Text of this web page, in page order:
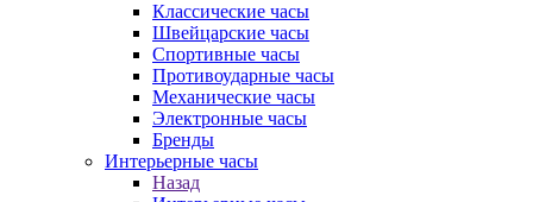
Классические часы
Швейцарские часы
Спортивные часы
Противоударные часы
Механические часы
Электронные часы
Бренды
Интерьерные часы
Назад